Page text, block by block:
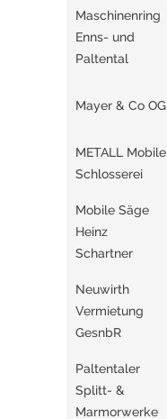
Maschinenring
Enns- und
Paltental
Mayer & Co OG
METALL Mobile
Schlosserei
Mobile Säge
Heinz
Schartner
Neuwirth
Vermietung
GesnbR
Paltentaler
Splitt- &
Marmorwerke